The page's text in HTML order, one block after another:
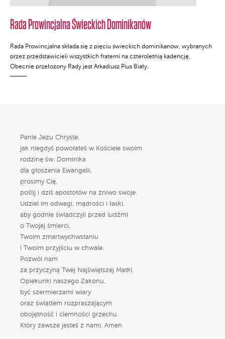
Rada Prowincjalna Świeckich Dominikanów
Rada Prowincjalna składa się z pięciu świeckich dominikanów, wybranych
przez przedstawicieli wszystkich fraterni na czteroletnią kadencję.
Obecnie przełożony Rady jest Arkadiusz Pius Biały.
Panie Jezu Chryste,
jak niegdyś powołałeś w Kościele swoim
rodzinę św. Dominika
dla głoszenia Ewangelii,
prosimy Cię,
poślij i dziś apostołów na żniwo swoje.
Udziel im odwagi, mądrości i łaski,
aby godnie świadczyli przed ludźmi
o Twojej śmierci,
Twoim zmartwychwstaniu
i Twoim przyjściu w chwale.
Pozwól nam
za przyczyną Twej Najświętszej Matki,
Opiekunki naszego Zakonu,
być szermierzami wiary
oraz światłem rozpraszającym
obojętność i ciemności grzechu.
Który zawsze jesteś z nami. Amen